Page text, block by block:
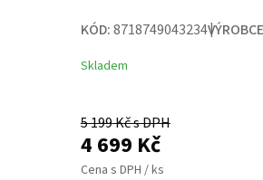
KÓD:8718749043234
Skladem
5 199Kč s DPH
4 699 Kč
Cena s DPH / ks